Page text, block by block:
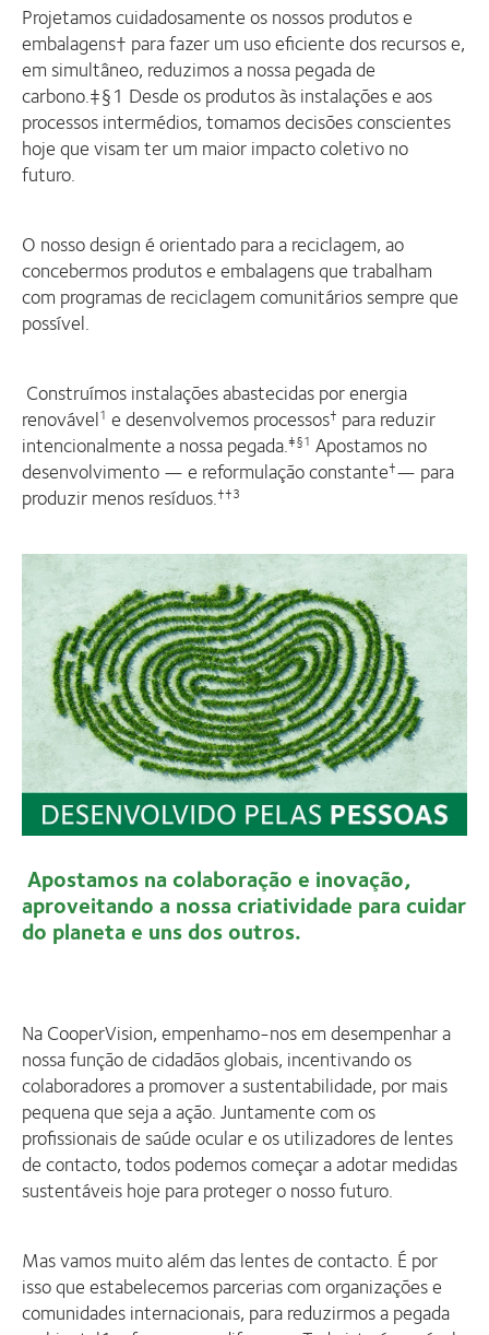
Projetamos cuidadosamente os nossos produtos e
embalagens† para fazer um uso eficiente dos recursos e,
em simultâneo, reduzimos a nossa pegada de
carbono.‡§1 Desde os produtos às instalações e aos
processos intermédios, tomamos decisões conscientes
hoje que visam ter um maior impacto coletivo no
futuro.
O nosso design é orientado para a reciclagem, ao
concebermos produtos e embalagens que trabalham
com programas de reciclagem comunitários sempre que
possível.
Construímos instalações abastecidas por energia
renovável1 e desenvolvemos processos† para reduzir
intencionalmente a nossa pegada.‡§1 Apostamos no
desenvolvimento — e reformulação constante†— para
produzir menos resíduos.††3
Apostamos na colaboração e inovação,
aproveitando a nossa criatividade para cuidar
do planeta e uns dos outros.
Na CooperVision, empenhamo-nos em desempenhar a
nossa função de cidadãos globais, incentivando os
colaboradores a promover a sustentabilidade, por mais
pequena que seja a ação. Juntamente com os
profissionais de saúde ocular e os utilizadores de lentes
de contacto, todos podemos começar a adotar medidas
sustentáveis hoje para proteger o nosso futuro.
Mas vamos muito além das lentes de contacto. É por
isso que estabelecemos parcerias com organizações e
comunidades internacionais, para reduzirmos a pegada